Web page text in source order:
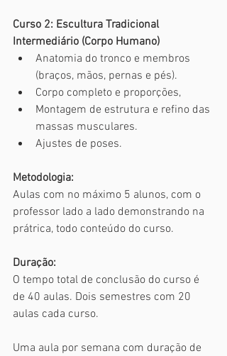
Curso 2: Escultura Tradicional
Intermediário (Corpo Humano)
Anatomia do tronco e membros
(braços, mãos, pernas e pés).
Corpo completo e proporções,
Montagem de estrutura e refino das
massas musculares.
Ajustes de poses.
Metodologia:
Aulas com no máximo 5 alunos, com o
professor lado a lado demonstrando na
prátrica, todo conteúdo do curso.
Duração:
O tempo total de conclusão do curso é
de 40 aulas. Dois semestres com 20
aulas cada curso.
Uma aula por semana com duração de